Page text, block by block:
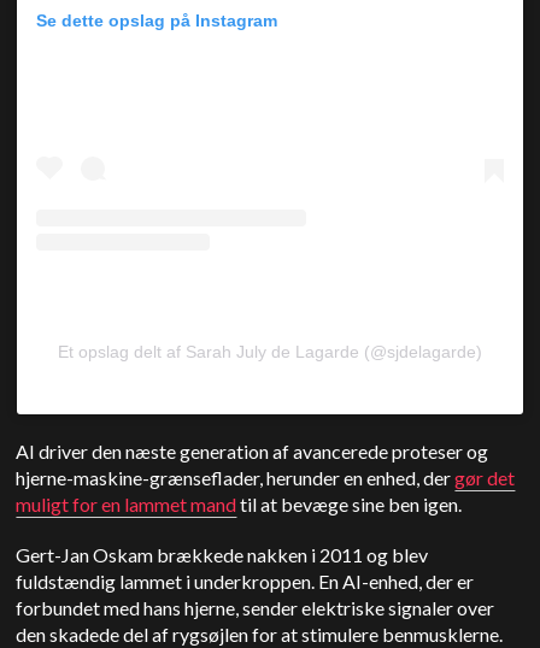
Se dette opslag på Instagram
Et opslag delt af Sarah July de Lagarde (@sjdelagarde)
AI driver den næste generation af avancerede proteser og
hjerne-maskine-grænseflader, herunder en enhed, dergør det
muligt for en lammet mandtil at bevæge sine ben igen.
Gert-Jan Oskam brækkede nakken i 2011 og blev
fuldstændig lammet i underkroppen. En AI-enhed, der er
forbundet med hans hjerne, sender elektriske signaler over
den skadede del af rygsøjlen for at stimulere benmusklerne.